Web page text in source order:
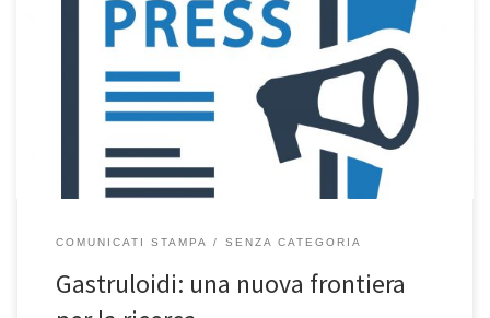
COMUNICATI STAMPA SENZA CATEGORIA
Gastruloidi: una nuova frontiera